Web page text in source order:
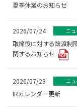
夏季休業のお知らせ
2026/07/24 ニ
取締役に対する譲渡制
関するお知らせ
2026/07/23 ニ
IRカレンダー更新